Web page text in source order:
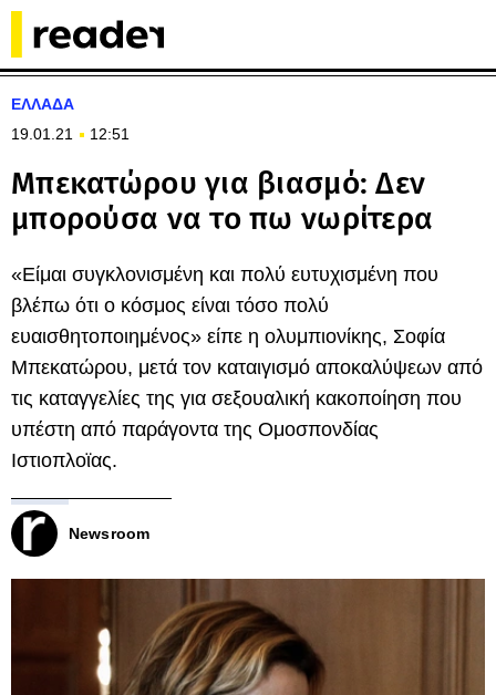
ΕΛΛΑΔΑ
19.01.21
12:51
Μπεκατώρου για βιασμό: Δεν
μπορούσα να το πω νωρίτερα
«Είμαι συγκλονισμένη και πολύ ευτυχισμένη που
βλέπω ότι ο κόσμος είναι τόσο πολύ
ευαισθητοποιημένος» είπε η ολυμπιονίκης, Σοφία
Μπεκατώρου, μετά τον καταιγισμό αποκαλύψεων από
τις καταγγελίες της για σεξουαλική κακοποίηση που
υπέστη από παράγοντα της Ομοσπονδίας
Ιστιοπλοϊας.
Newsroom